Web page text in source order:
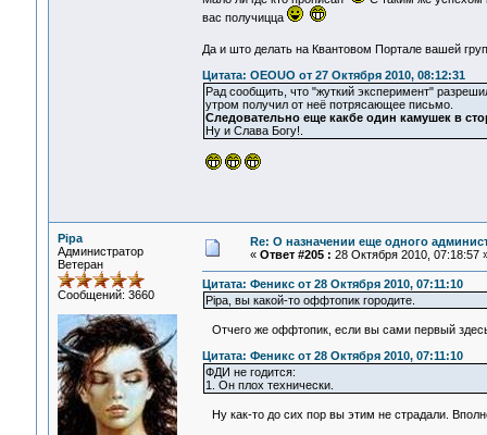
вас получицца
Да и што делать на Квантовом Портале вашей
Цитата: OEOUO от 27 Октября 2010, 08:12:31
Рад сообщить, что "жуткий эксперимент"
утром получил от неё потрясающее письмо.
Следовательно еще какбе один камушек в
Ну и Слава Богу!.
Pipa
Администратор
Ветеран
Сообщений: 3660
Re: О назначении еще одного
« Ответ #205 : 28 Октября 2010, 07:18:57
Цитата: Феникс от 28 Октября 2010, 07:11:10
Pipa, вы какой-то оффтопик городите.
Отчего же оффтопик, если вы сами первый здесь
Цитата: Феникс от 28 Октября 2010, 07:11:10
ФДИ не годится:
1. Он плох технически.
Ну как-то до сих пор вы этим не страдали.